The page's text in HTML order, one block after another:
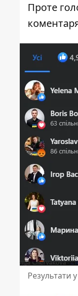
Проте
Результати